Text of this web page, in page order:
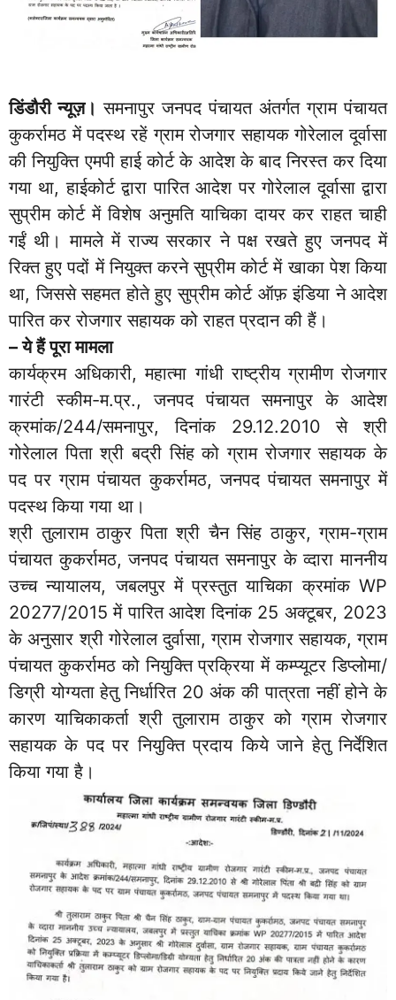
डिंडौरी न्यूज़। समनापुर जनपद पंचायत अंतर्गत ग्राम पंचायत
कुकर्रामठ में पदस्थ रहें ग्राम रोजगार सहायक गोरेलाल दूर्वासा
की नियुक्ति एमपी हाई कोर्ट के आदेश के बाद निरस्त कर दिया
गया था, हाईकोर्ट द्वारा पारित आदेश पर गोरेलाल दूर्वासा द्वारा
सुप्रीम कोर्ट में विशेष अनुमति याचिका दायर कर राहत चाही
गईं थी। मामले में राज्य सरकार ने पक्ष रखते हुए जनपद में
रिक्त हुए पदों में नियुक्त करने सुप्रीम कोर्ट में खाका पेश किया
था, जिससे सहमत होते हुए सुप्रीम कोर्ट ऑफ़ इंडिया ने आदेश
पारित कर रोजगार सहायक को राहत प्रदान की हैं।
– ये हैं पूरा मामला
कार्यक्रम अधिकारी, महात्मा गांधी राष्ट्रीय ग्रामीण रोजगार
गारंटी स्कीम-म.प्र., जनपद पंचायत समनापुर के आदेश
क्रमांक/244/समनापुर, दिनांक 29.12.2010 से श्री
गोरेलाल पिता श्री बद्री सिंह को ग्राम रोजगार सहायक के
पद पर ग्राम पंचायत कुकर्रामठ, जनपद पंचायत समनापुर में
पदस्थ किया गया था।
श्री तुलाराम ठाकुर पिता श्री चैन सिंह ठाकुर, ग्राम-ग्राम
पंचायत कुकर्रामठ, जनपद पंचायत समनापुर के व्दारा माननीय
उच्च न्यायालय, जबलपुर में प्रस्तुत याचिका क्रमांक WP
20277/2015 में पारित आदेश दिनांक 25 अक्टूबर, 2023
के अनुसार श्री गोरेलाल दुर्वासा, ग्राम रोजगार सहायक, ग्राम
पंचायत कुकर्रामठ को नियुक्ति प्रक्रिया में कम्प्यूटर डिप्लोमा/
डिग्री योग्यता हेतु निर्धारित 20 अंक की पात्रता नहीं होने के
कारण याचिकाकर्ता श्री तुलाराम ठाकुर को ग्राम रोजगार
सहायक के पद पर नियुक्ति प्रदाय किये जाने हेतु निर्देशित
किया गया है।